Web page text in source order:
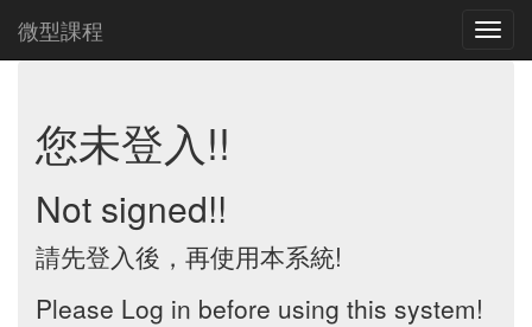
微型課程
您未登入!!
Not signed!!
請先登入後，再使用本系統!
Please Log in before using this system!